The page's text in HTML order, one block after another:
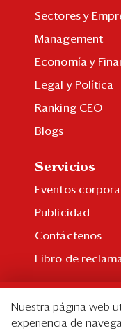
Sectores y
Management
Economía y
Legal y Política
Ranking CEO
Blogs
Servicios
Eventos
Publicidad
Contáctenos
Libro de
Suscripción
Nuestra página web
experiencia de